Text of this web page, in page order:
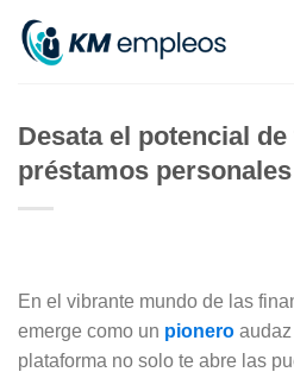
content
Desata el potencial
préstamos
En el vibrante mundo de las
emerge como un pionero
plataforma no solo te abre las